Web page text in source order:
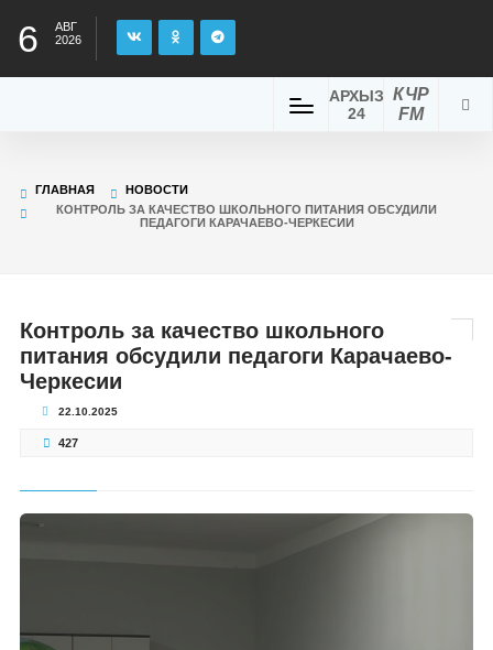
6
АВГ
2026
КЧР
FM
АРХЫЗ
24
ГЛАВНАЯ
НОВОСТИ
КОНТРОЛЬ ЗА КАЧЕСТВО ШКОЛЬНОГО ПИТАНИЯ ОБСУДИЛИ
ПЕДАГОГИ КАРАЧАЕВО-ЧЕРКЕСИИ
Контроль за качество школьного
питания обсудили педагоги Карачаево-
Черкесии
22.10.2025
427